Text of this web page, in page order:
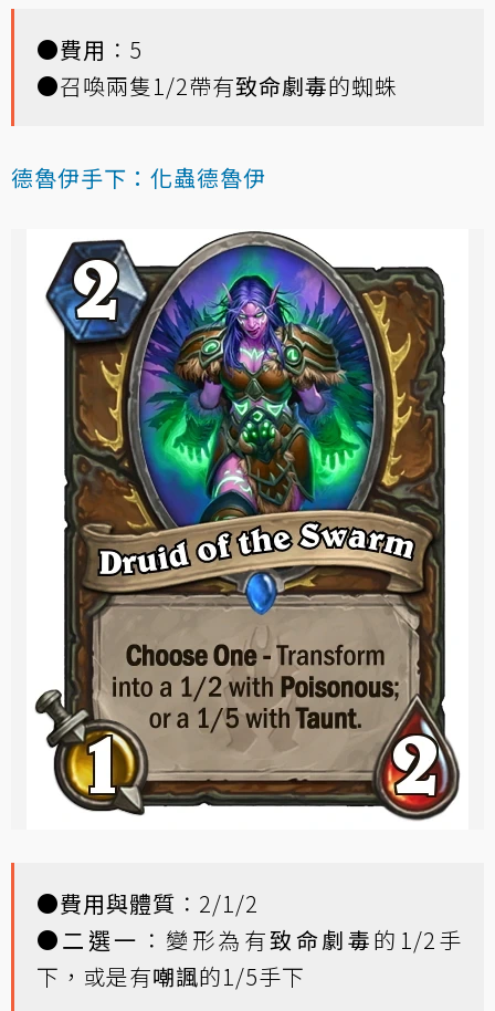
●費用 ：5
●召喚兩隻1/2帶有致命劇毒的蜘蛛
德魯伊手下：化蟲德魯伊
●費用與體質 ：2/1/2
●二選一 ：變形為有致命劇毒的1/2手
下，或是有嘲諷的1/5手下